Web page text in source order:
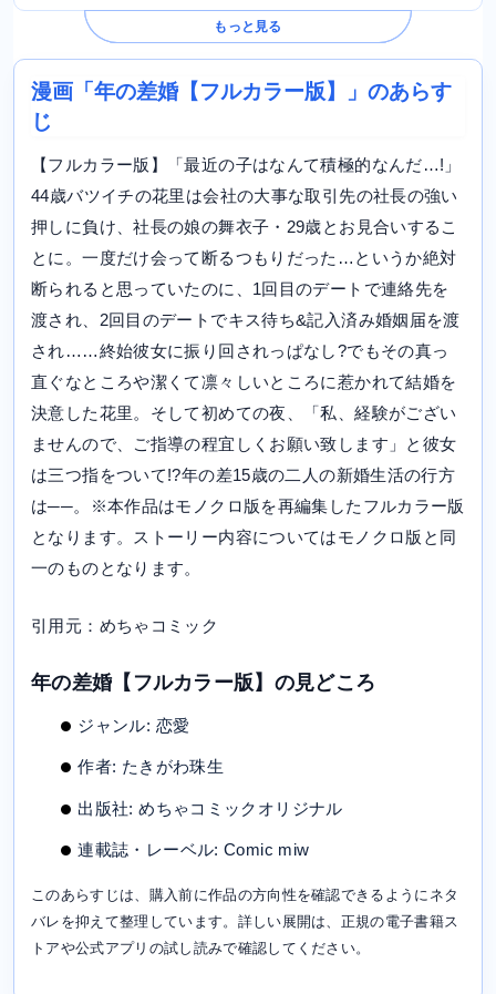
もっと見る
漫画「年の差婚【フルカラー版】」のあらす
じ
【フルカラー版】「最近の子はなんて積極的なんだ…!」
44歳バツイチの花里は会社の大事な取引先の社長の強い
押しに負け、社長の娘の舞衣子・29歳とお見合いするこ
とに。一度だけ会って断るつもりだった…というか絶対
断られると思っていたのに、1回目のデートで連絡先を
渡され、2回目のデートでキス待ち&記入済み婚姻届を渡
され……終始彼女に振り回されっぱなし?でもその真っ
直ぐなところや潔くて凛々しいところに惹かれて結婚を
決意した花里。そして初めての夜、「私、経験がござい
ませんので、ご指導の程宜しくお願い致します」と彼女
は三つ指をついて!?年の差15歳の二人の新婚生活の行方
は──。※本作品はモノクロ版を再編集したフルカラー版
となります。ストーリー内容についてはモノクロ版と同
一のものとなります。
引用元：めちゃコミック
年の差婚【フルカラー版】の見どころ
ジャンル: 恋愛
作者: たきがわ珠生
出版社: めちゃコミックオリジナル
連載誌・レーベル: Comic miw
このあらすじは、購入前に作品の方向性を確認できるようにネタ
バレを抑えて整理しています。詳しい展開は、正規の電子書籍ス
トアや公式アプリの試し読みで確認してください。